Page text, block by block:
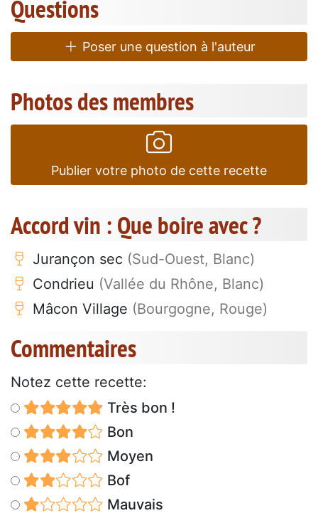
Questions
Poser une question à l'auteur
Photos des membres
Publier votre photo de cette recette
Accord vin : Que boire avec ?
Jurançon sec (Sud-Ouest, Blanc)
Condrieu (Vallée du Rhône, Blanc)
Mâcon Village (Bourgogne, Rouge)
Commentaires
Notez cette recette:
Très bon !
Bon
Moyen
Bof
Mauvais